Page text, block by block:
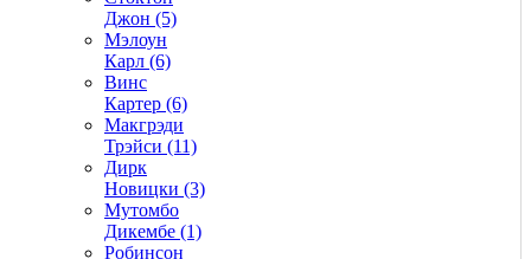
Джон (5)
Мэлоун
Карл (6)
Винс
Картер (6)
Макгрэди
Трэйси (11)
Дирк
Новицки (3)
Мутомбо
Дикембе (1)
Робинсон